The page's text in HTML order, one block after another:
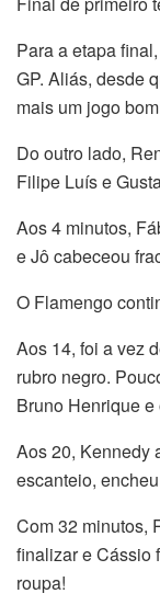
Para a etapa
GP. Aliás, desde
mais um jogo
Do outro lado,
Filipe Luís e
Aos 4 minutos,
e Jô cabeceou
O Flamengo
Aos 14, foi a vez
rubro negro.
Bruno Henrique
Aos 20, Kennedy
escanteio,
Com 32 minutos,
finalizar e Cássio
roupa!